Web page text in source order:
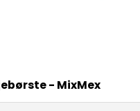
- MixMex